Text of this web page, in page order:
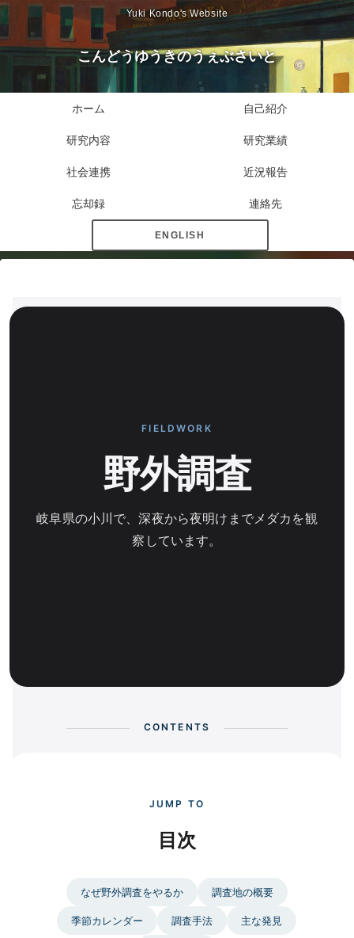
Yuki Kondo's Website
こんどうゆうきのうぇぶさいと
ホーム 自己紹介
研究内容 研究業績
社会連携 近況報告
忘却録 連絡先
ENGLISH
FIELDWORK
野外調査
岐阜県の小川で、深夜から夜明けまでメダカを観
察しています。
CONTENTS
JUMP TO
目次
なぜ野外調査をやるか 調査地の概要
季節カレンダー 調査手法 主な発見